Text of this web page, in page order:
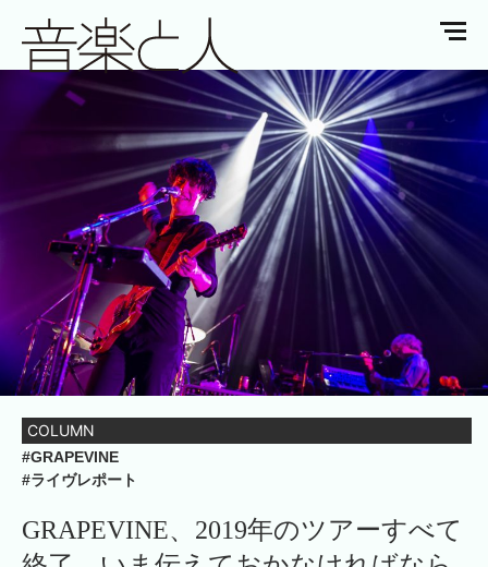
COLUMN
#GRAPEVINE
#ライヴレポート
GRAPEVINE、2019年のツアーすべて